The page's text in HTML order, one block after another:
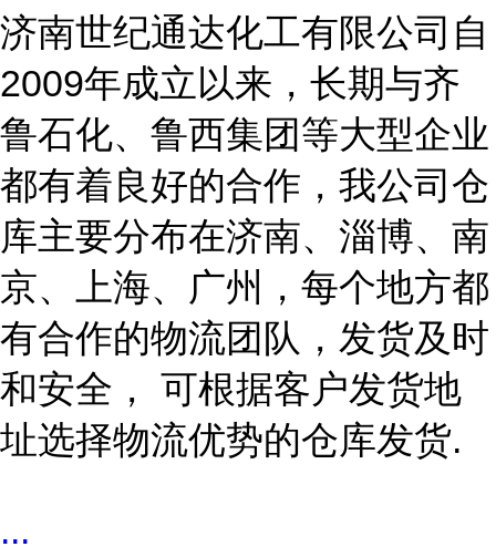
济南世纪通达化工有限公司自
2009年成立以来，长期与齐
鲁石化、鲁西集团等大型企业
都有着良好的合作，我公司仓
库主要分布在济南、淄博、南
京、上海、广州 ，每个地方都
有合作的物流团队，发货及时
和安全，
可根据客户发货地
址选择物流优势的仓库发货.
...